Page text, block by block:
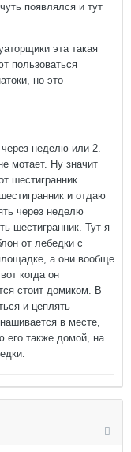
появлялся и тут
эта такая
пользоваться
но это
неделю или 2.
мотает. Ну значит
шестигранник
и отдаю
через неделю
шестигранник. Тут я
от лебедки с
а они вообще
когда он
стоит домиком. В
и цеплять
в месте,
его также домой, на